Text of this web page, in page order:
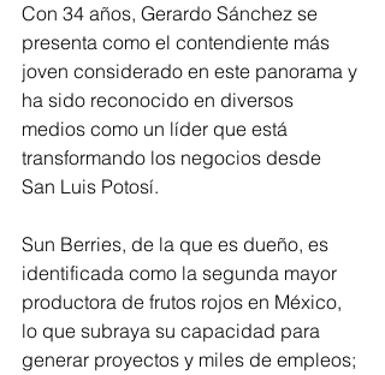
Con 34 años, Gerardo Sánchez se
presenta como el contendiente más
joven considerado en este panorama y
ha sido reconocido en diversos
medios como un líder que está
transformando los negocios desde
San Luis Potosí.
Sun Berries, de la que es dueño, es
identificada como la segunda mayor
productora de frutos rojos en México,
lo que subraya su capacidad para
generar proyectos y miles de empleos;